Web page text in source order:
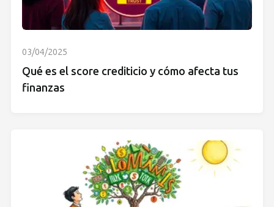
03/04/2025
Qué es el score crediticio y cómo afecta tus
finanzas